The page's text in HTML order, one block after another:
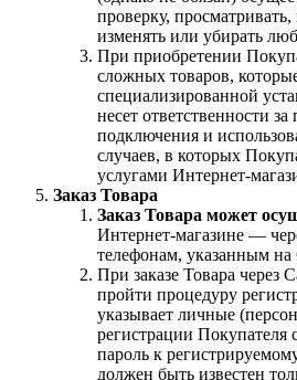
проверку,
изменять или убирать
При приобретении
сложных товаров,
специализированной
несет ответственности
подключения и
случаев, в которых
услугами Интернет-
Заказ Товара
Заказ Товара может
Интернет-магазине —
телефонам, указанным на
При заказе Товара через
пройти процедуру
указывает личные
регистрации Покупателя
пароль к
должен быть известен